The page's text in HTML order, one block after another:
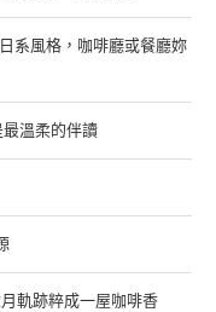
系風格，咖啡廳或餐廳妳
溫柔的伴讀
軌跡粹成一屋咖啡香